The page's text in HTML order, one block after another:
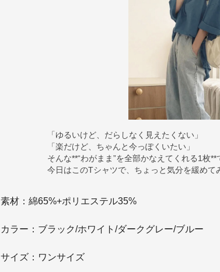
「ゆるいけど、だらしなく見えたくない」
「楽だけど、ちゃんと今っぽくいたい」
そんな**“わがまま”を全部かなえてくれる1枚**
今日はこのTシャツで、ちょっと気分を緩めて
素材：綿65%+ポリエステル35%
カラー：ブラック/ホワイト/ダークグレー/ブルー
サイズ：ワンサイズ